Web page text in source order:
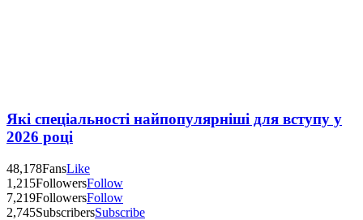
Які спеціальності найпопулярніші для вступу у
2026 році
48,178FansLike
1,215FollowersFollow
7,219FollowersFollow
2,745SubscribersSubscribe